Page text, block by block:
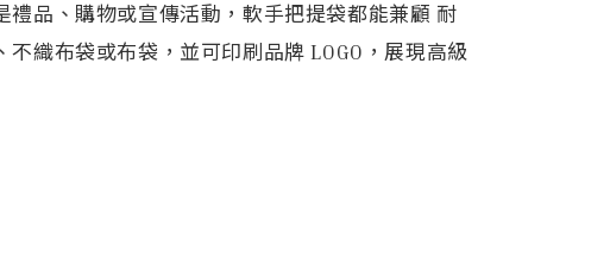
品、購物或宣傳活動，軟手把提袋都能兼顧 耐
織布袋或布袋，並可印刷品牌 LOGO，展現高級